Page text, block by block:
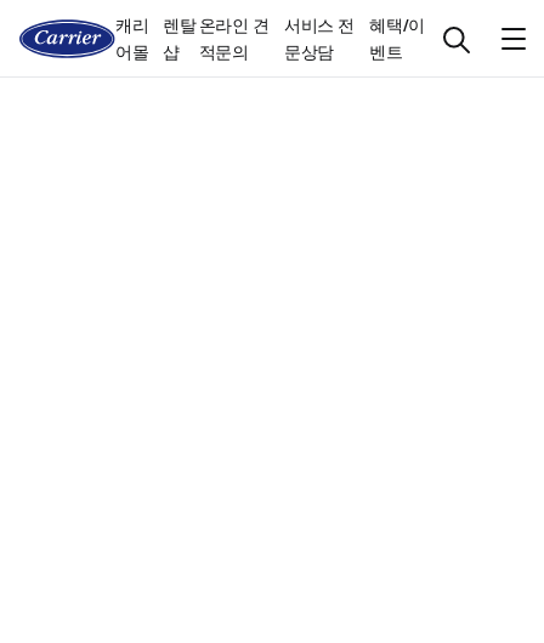
캐리
어몰
렌탈
샵
온라인 견
적문의
서비스 전
문상담
혜택/이
벤트